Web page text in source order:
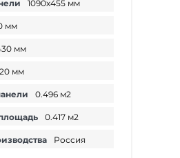
1090х455 мм
мм
мм
20 мм
0.496 м2
0.417 м2
Россия